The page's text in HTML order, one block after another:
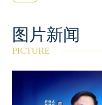
图片新闻
PICTURE